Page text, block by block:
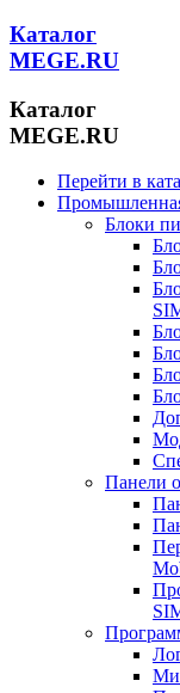
Каталог
MEGE.RU
Каталог
MEGE.RU
Перейти в
Блоки
Панели